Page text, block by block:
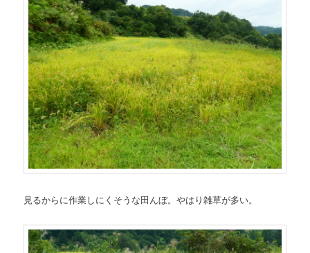
見るからに作業しにくそうな田んぼ。やはり雑草が多い。